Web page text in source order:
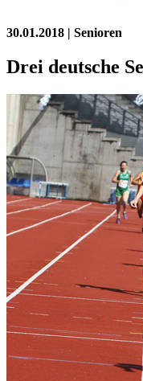
30.01.2018 | Senioren
Drei deutsche